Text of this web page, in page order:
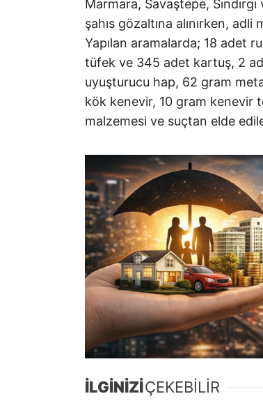
Marmara, Savaştepe,
şahıs gözaltına alınırken,
Yapılan aramalarda; 18 adet
tüfek ve 345 adet kartuş, 2
uyuşturucu hap, 62 gram
kök kenevir, 10 gram kenevir
malzemesi ve suçtan elde
İLGİNİZİÇEKEBİLİR